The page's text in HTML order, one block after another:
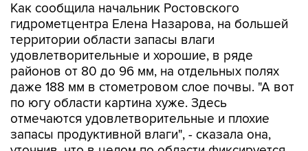
Как сообщила начальник Ростовского
гидрометцентра Елена Назарова, на большей
территории области запасы влаги
удовлетворительные и хорошие, в ряде
районов от 80 до 96 мм, на отдельных полях
даже 188 мм в стометровом слое почвы. "А вот
по югу области картина хуже. Здесь
отмечаются удовлетворительные и плохие
запасы продуктивной влаги", - сказала она,